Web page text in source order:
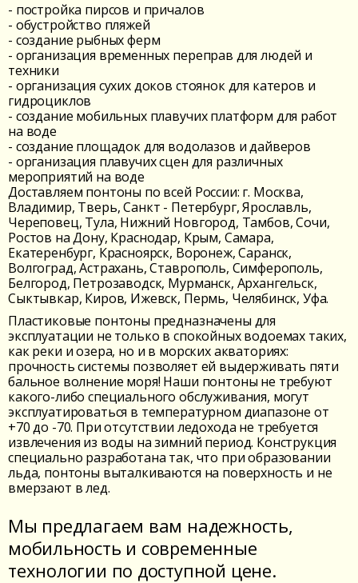
- постройка пирсов и причалов
- обустройство пляжей
- создание рыбных ферм
- организация временных переправ для людей и
техники
- организация сухих доков стоянок для катеров и
гидроциклов
- создание мобильных плавучих платформ для работ
на воде
- создание площадок для водолазов и дайверов
- организация плавучих сцен для различных
мероприятий на воде
Доставляем понтоны по всей России: г. Москва,
Владимир, Тверь, Санкт - Петербург, Ярославль,
Череповец, Тула, Нижний Новгород, Тамбов, Сочи,
Ростов на Дону, Краснодар, Крым, Самара,
Екатеренбург, Красноярск, Воронеж, Саранск,
Волгоград, Астрахань, Ставрополь, Симферополь,
Белгород, Петрозаводск, Мурманск, Архангельск,
Сыктывкар, Киров, Ижевск, Пермь, Челябинск, Уфа.
Пластиковые понтоны предназначены для
эксплуатации не только в спокойных водоемах таких,
как реки и озера, но и в морских акваториях:
прочность системы позволяет ей выдерживать пяти
бальное волнение моря! Наши понтоны не требуют
какого-либо специального обслуживания, могут
эксплуатироваться в температурном диапазоне от
+70 до -70. При отсутствии ледохода не требуется
извлечения из воды на зимний период. Конструкция
специально разработана так, что при образовании
льда, понтоны выталкиваются на поверхность и не
вмерзают в лед.
Мы предлагаем вам надежность,
мобильность и современные
технологии по доступной цене.